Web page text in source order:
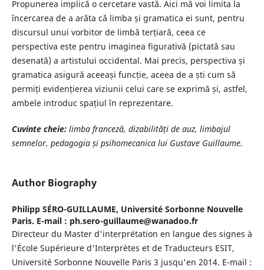
Propunerea implică o cercetare vastă. Aici mă voi limita la
încercarea de a arăta că limba și gramatica ei sunt, pentru
discursul unui vorbitor de limbă terțiară, ceea ce
perspectiva este pentru imaginea figurativă (pictată sau
desenată) a artistului occidental. Mai precis, perspectiva și
gramatica asigură aceeași funcție, aceea de a ști cum să
permiți evidențierea viziunii celui care se exprimă și, astfel,
ambele introduc spațiul în reprezentare.
Cuvinte cheie: limba franceză, dizabilități de auz, limbajul
semnelor, pedagogia și psihomecanica lui Gustave Guillaume.
Author Biography
Philipp SÉRO-GUILLAUME, Université Sorbonne Nouvelle
Paris. E-mail : ph.sero-guillaume@wanadoo.fr
Directeur du Master d'interprétation en langue des signes à
l'École Supérieure d'Interprètes et de Traducteurs ESIT,
Université Sorbonne Nouvelle Paris 3 jusqu'en 2014. E-mail :